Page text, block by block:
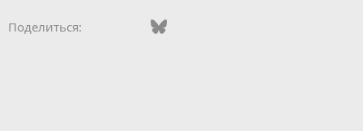
:
Поделиться: Vkontakte
FacebookBluesky